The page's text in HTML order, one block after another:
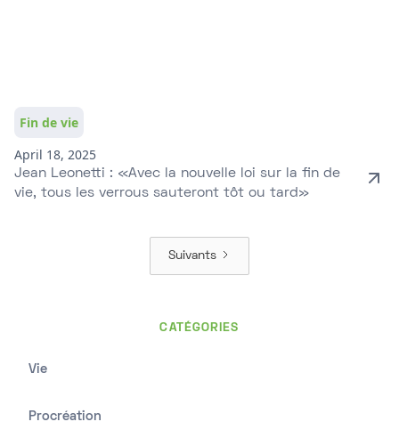
CATÉGORIES
Vie
Procréation
Fin de vie
April 18, 2025
Jean Leonetti : «Avec la nouvelle loi sur la fin de
vie, tous les verrous sauteront tôt ou tard»
Suivants